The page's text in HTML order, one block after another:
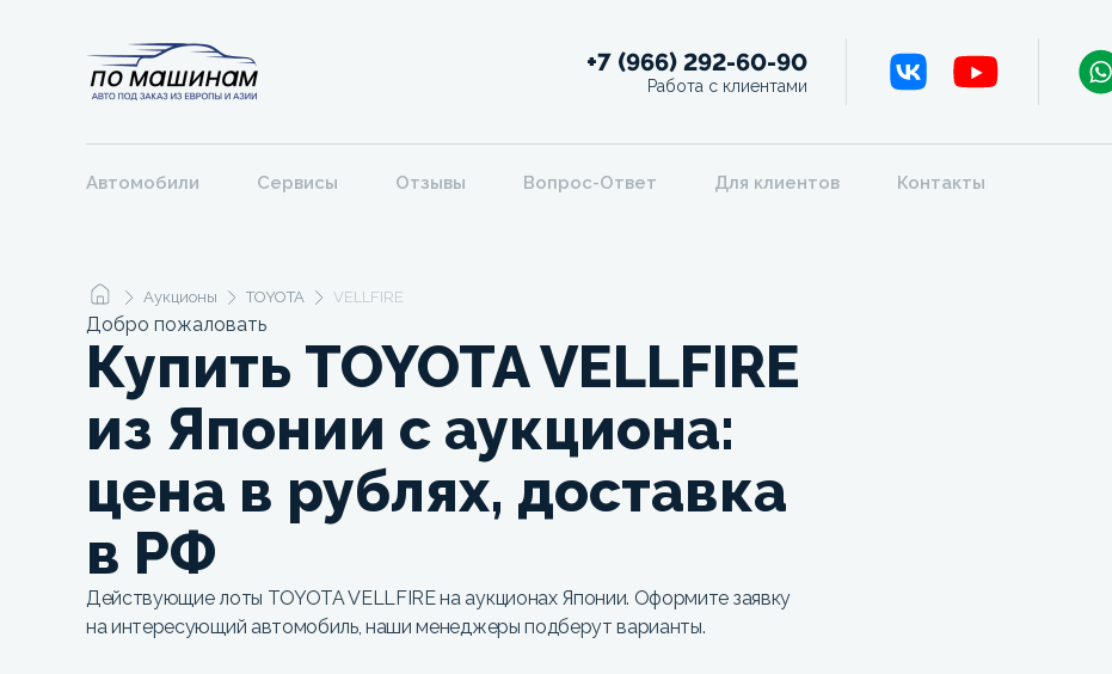
+7 (966) 292-60-90
Работа с клиентами
Автомобили Сервисы Отзывы Вопрос-Ответ Для клиентов Контакты
Аукционы TOYOTA VELLFIRE
Добро пожаловать
Купить TOYOTA VELLFIRE
из Японии с аукциона:
цена в рублях, доставка
в РФ
Действующие лоты TOYOTA VELLFIRE на аукционах Японии. Оформите заявку
на интересующий автомобиль, наши менеджеры подберут варианты.